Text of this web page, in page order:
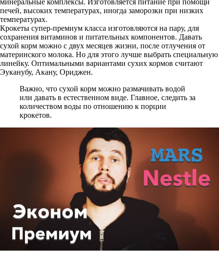
минеральные комплексы. Изготовляется питание при помощи
печей, высоких температурах, иногда заморозки при низких
температурах.
Крокеты супер-премиум класса изготовляются на пару, для
сохранения витаминов и питательных компонентов. Давать
сухой корм можно с двух месяцев жизни, после отлучения от
материнского молока. Но для этого лучше выбрать специальную
линейку. Оптимальными вариантами сухих кормов считают
Эуканубу, Акану, Ориджен.
Важно, что сухой корм можно размачивать водой
или давать в естественном виде. Главное, следить за
количеством воды по отношению к порции
крокетов.